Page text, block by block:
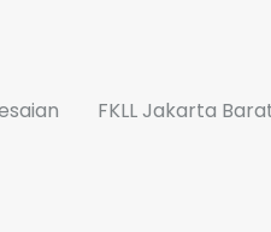
FKLL Jakarta